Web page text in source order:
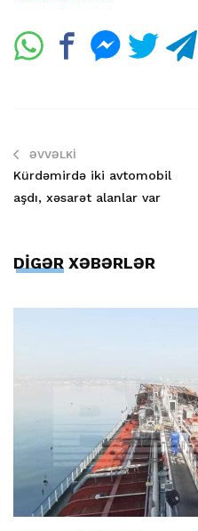
ƏVVƏLKI
Kürdəmirdə iki avtomobil
aşdı, xəsarət alanlar var
DİGƏR XƏBƏRLƏR